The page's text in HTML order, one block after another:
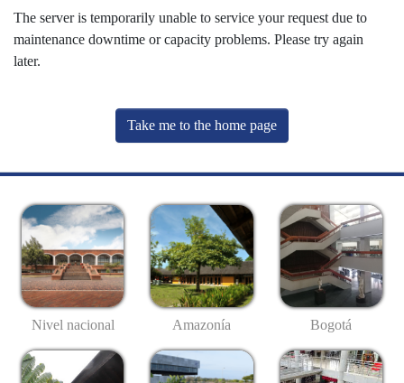
The server is temporarily unable to service your request due to
maintenance downtime or capacity problems. Please try again
later.
Take me to the home page
Nivel nacional Amazonía Bogotá